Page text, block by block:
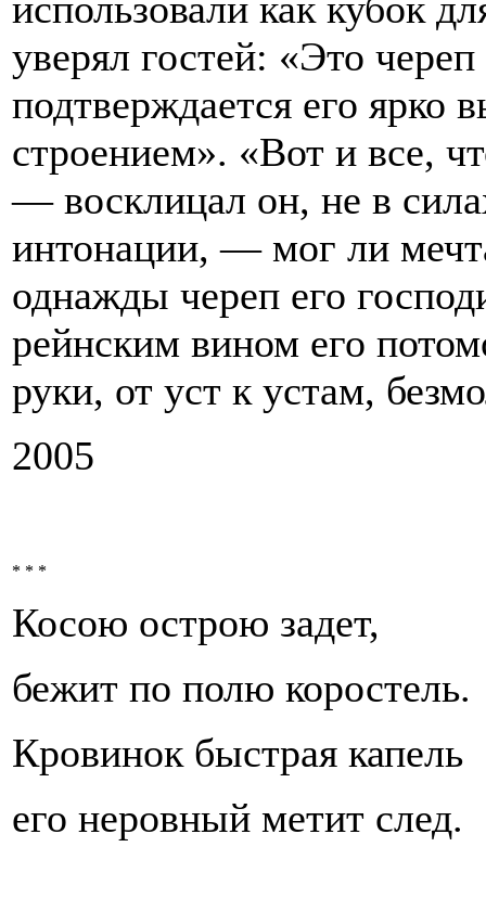
использовали как кубок
уверял гостей: «Это
подтверждается его
строением». «Вот и все,
— восклицал он, не в
интонации, — мог ли
однажды череп его
рейнским вином его
руки, от уст к устам,
2005
* * *
Косою острою задет,
бежит по полю коростель.
Кровинок быстрая капель
его неровный метит след.